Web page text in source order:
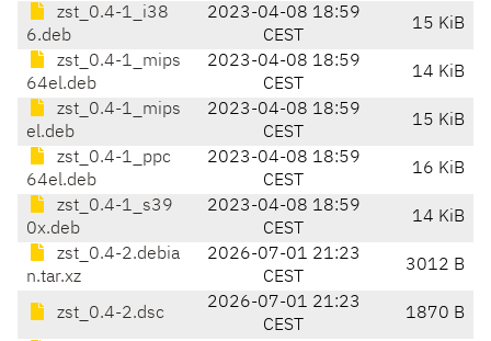
zst_0.4-1_i38
6.deb
2023-04-08 18:59
CEST
15 KiB
zst_0.4-1_mips
64el.deb
2023-04-08 18:59
CEST
14 KiB
zst_0.4-1_mips
el.deb
2023-04-08 18:59
CEST
15 KiB
zst_0.4-1_ppc
64el.deb
2023-04-08 18:59
CEST
16 KiB
zst_0.4-1_s39
0x.deb
2023-04-08 18:59
CEST
14 KiB
zst_0.4-2.debia
n.tar.xz
2026-07-01 21:23
CEST
3012 B
zst_0.4-2.dsc
2026-07-01 21:23
CEST
1870 B